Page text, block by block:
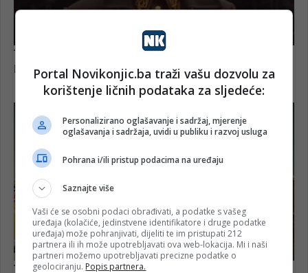
Portal Novikonjic.ba traži vašu dozvolu za
korištenje ličnih podataka za sljedeće:
Personalizirano oglašavanje i sadržaj, mjerenje
oglašavanja i sadržaja, uvidi u publiku i razvoj usluga
Pohrana i/ili pristup podacima na uređaju
Saznajte više
Vaši će se osobni podaci obrađivati, a podatke s vašeg
uređaja (kolačiće, jedinstvene identifikatore i druge podatke
uređaja) može pohranjivati, dijeliti te im pristupati 212
partnera ili ih može upotrebljavati ova web-lokacija. Mi i naši
partneri možemo upotrebljavati precizne podatke o
geolociranju. Popis partnera.